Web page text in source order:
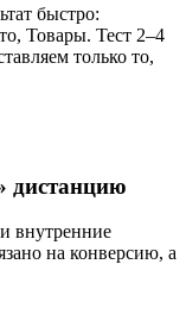
быстро:
Товары. Тест 2–4
только то,
дистанцию
внутренние
на конверсию, а